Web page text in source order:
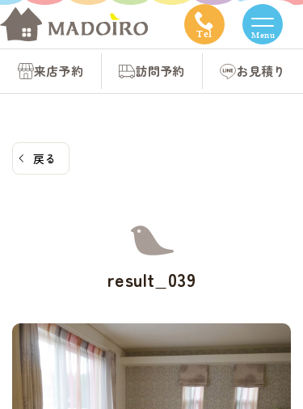
コ
ン
Tel Menu
来店予約 訪問予約 お見積り
戻る
result_039